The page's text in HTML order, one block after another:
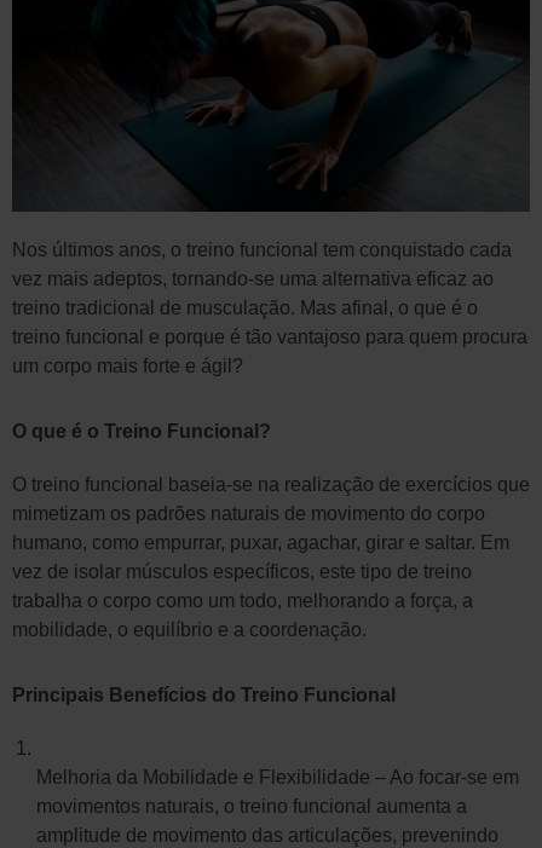
Nos últimos anos, o treino funcional tem conquistado cada
vez mais adeptos, tornando-se uma alternativa eficaz ao
treino tradicional de musculação. Mas afinal, o que é o
treino funcional e porque é tão vantajoso para quem procura
um corpo mais forte e ágil?
O que é o Treino Funcional?
O treino funcional baseia-se na realização de exercícios que
mimetizam os padrões naturais de movimento do corpo
humano, como empurrar, puxar, agachar, girar e saltar. Em
vez de isolar músculos específicos, este tipo de treino
trabalha o corpo como um todo, melhorando a força, a
mobilidade, o equilíbrio e a coordenação.
Principais Benefícios do Treino Funcional
Melhoria da Mobilidade e Flexibilidade – Ao focar-se em
movimentos naturais, o treino funcional aumenta a
amplitude de movimento das articulações, prevenindo